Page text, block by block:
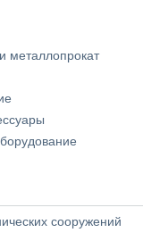
металлопрокат
сооружений